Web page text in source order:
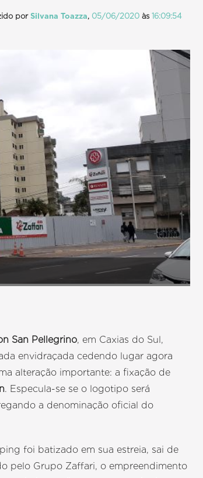
por Silvana Toazza, 05/06/2020 às 16:09:54
San Pellegrino, em Caxias do Sul,
envidraçada cedendo lugar agora
alteração importante: a fixação de
. Especula-se se o logotipo será
a denominação oficial do
foi batizado em sua estreia, sai de
pelo Grupo Zaffari, o empreendimento